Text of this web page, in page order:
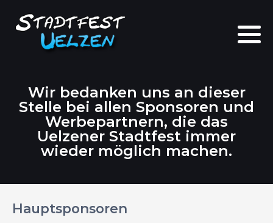
Wir bedanken uns an dieser
Stelle bei allen Sponsoren und
Werbepartnern, die das
Uelzener Stadtfest immer
wieder möglich machen.
Hauptsponsoren
Allgemeines
Bühnen
Stadt- u. Bühnenplan
Werbepartner
Team
Impressum